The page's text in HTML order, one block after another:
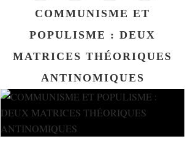
COMMUNISME ET
POPULISME : DEUX
MATRICES THÉORIQUES
ANTINOMIQUES